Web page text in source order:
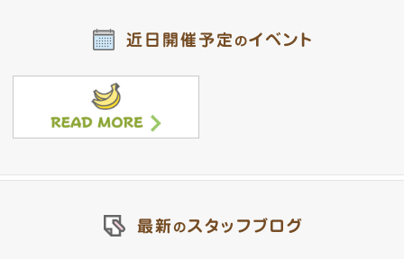
o
近日開催予定 のイベント
最新 の スタッフブログ